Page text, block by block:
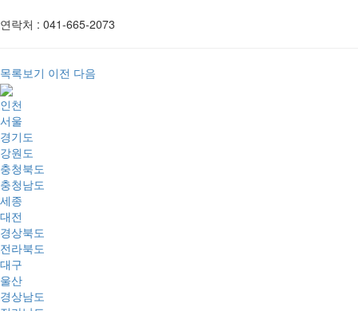
연락처 : 041-665-2073
목록보기 이전 다음
인천
서울
경기도
강원도
충청북도
충청남도
세종
대전
경상북도
전라북도
대구
울산
경상남도